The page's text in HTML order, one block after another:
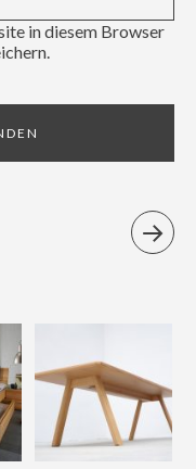
in diesem Browser